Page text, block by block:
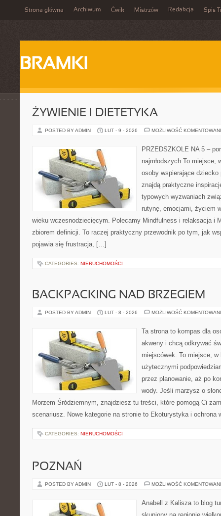
Strona główna Archiwum Ćwik Mistrzów Redakcja Spis
BRAMKI
ŻYWIENIE I DIETETYKA
POSTED BY ADMIN LUT - 9 - 2026 MOŻLIWOŚĆ
PRZEDSZKOLE NA 5 –
najmłodszych To miejsce,
osoby wspierające
znajdą praktyczne
typowych wyzwaniach
rutynę, emocjami, życiem
wieku wczesnodziecięcym. Polecamy Mindfulness i relaksacja i
zbiorem definicji. To raczej praktyczny przewodnik po tym, jak
pojawia się frustracja, […]
CATEGORIES: NIERUCHOMOŚCI
BACKPACKING NAD BRZEGIEM
POSTED BY ADMIN LUT - 8 - 2026 MOŻLIWOŚĆ
Ta strona to kompas dla
akweny i chcą odkrywać
miejscówek. To miejsce,
użytecznymi
przez planowanie, aż po
wody. Jeśli marzysz o
Morzem Śródziemnym, znajdziesz tu treści, które pomogą Ci
scenariusz. Nowe kategorie na stronie to Ekoturystyka i
CATEGORIES: NIERUCHOMOŚCI
POZNAŃ
POSTED BY ADMIN LUT - 8 - 2026 MOŻLIWOŚĆ
Anabell z Kalisza to blog